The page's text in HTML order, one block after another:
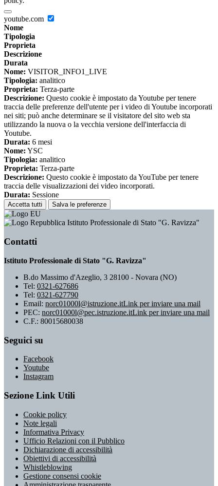
youtube.com
Nome
Tipologia
Proprieta
Descrizione
Durata
Nome: VISITOR_INFO1_LIVE
Tipologia: analitico
Proprieta: Terza-parte
Descrizione: Questo cookie è impostato da Youtube per tenere
traccia delle preferenze dell'utente per i video di Youtube incorporati
nei siti; può anche determinare se il visitatore del sito web sta
utilizzando la nuova o la vecchia versione dell'interfaccia di
Youtube.
Durata: 6 mesi
Nome: YSC
Tipologia: analitico
Proprieta: Terza-parte
Descrizione: Questo cookie è impostato da YouTube per tenere
traccia delle visualizzazioni dei video incorporati.
Durata: Sessione
Accetta tutti Salva le preferenze
Istituto Professionale di Stato "G. Ravizza"
Contatti
Istituto Professionale di Stato "G. Ravizza"
B.do Massimo d'Azeglio, 3 28100 - Novara (NO)
Tel: 0321-627686
Tel: 0321-627790
Email: norc01000l@istruzione.itLink per inviare una mail
PEC: norc01000l@pec.istruzione.itLink per inviare una mail
C.F.: 80015680038
Seguici su
Facebook
Youtube
Instagram
Sezione Link Utili
Cookie policy
Note legali
Informativa Privacy
Ufficio Relazioni con il Pubblico
Dichiarazione di accessibilità
Obiettivi di accessibilità
Whistleblowing
Gestione consensi cookie